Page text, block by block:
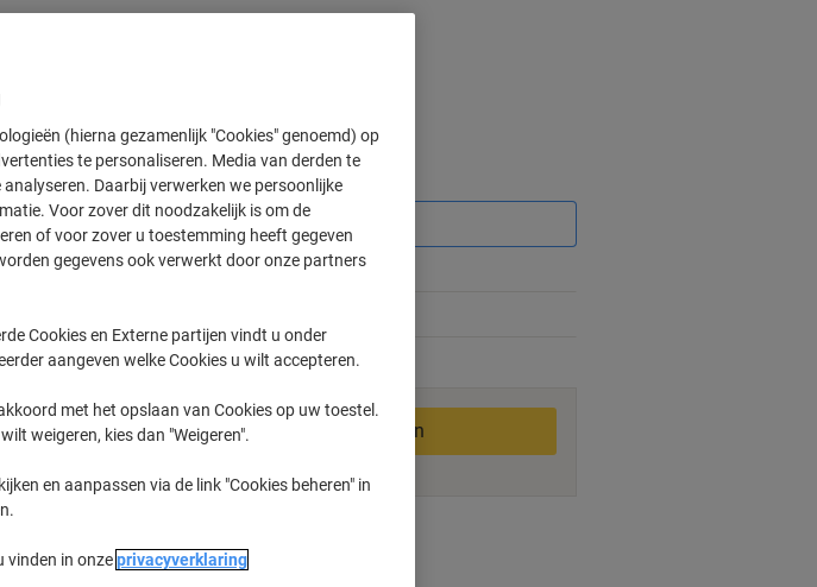
Aantal Excl. btw
Stuk
2-3Stuks 69,09 € -1%
Momenteel op voorraad Levertijd 2-3 werkdagen
Aantal
In winkelwagen
(hierna gezamenlijk "Cookies" genoemd) op
te personaliseren. Media van derden te
Daarbij verwerken we persoonlijke
Voor zover dit noodzakelijk is om de
of voor zover u toestemming heeft gegeven
gegevens ook verwerkt door onze partners
Cookies en Externe partijen vindt u onder
aangeven welke Cookies u wilt accepteren.
met het opslaan van Cookies op uw toestel.
weigeren, kies dan "Weigeren".
en aanpassen via de link "Cookies beheren" in
vinden in onzeprivacyverklaring